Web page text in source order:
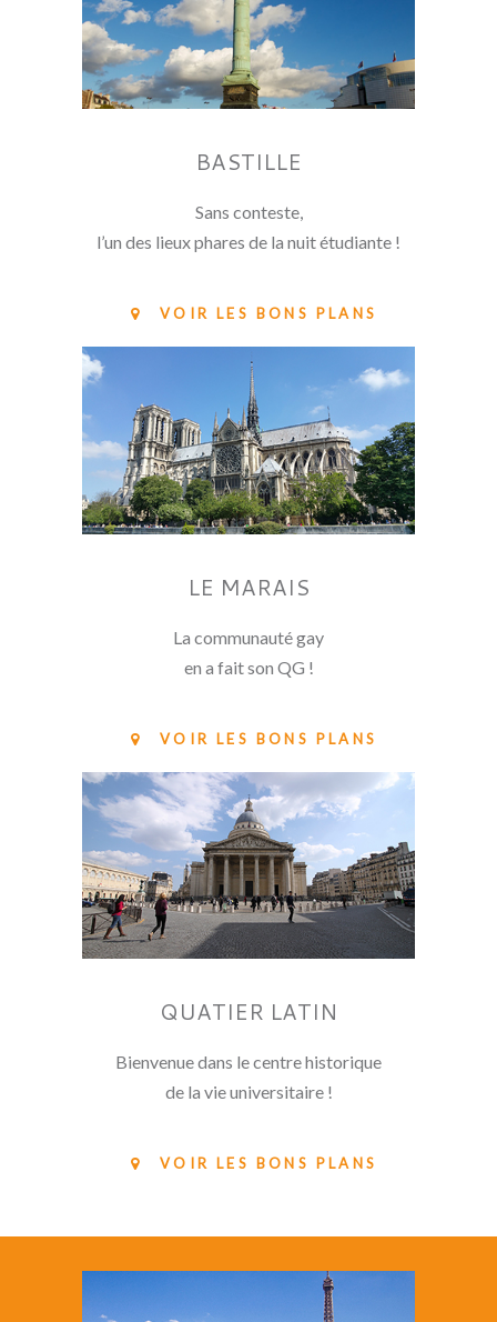
BASTILLE
Sans conteste,
l’un des lieux phares de la nuit étudiante !
VOIR LES BONS PLANS
LE MARAIS
La communauté gay
en a fait son QG !
VOIR LES BONS PLANS
QUATIER LATIN
Bienvenue dans le centre historique
de la vie universitaire !
VOIR LES BONS PLANS